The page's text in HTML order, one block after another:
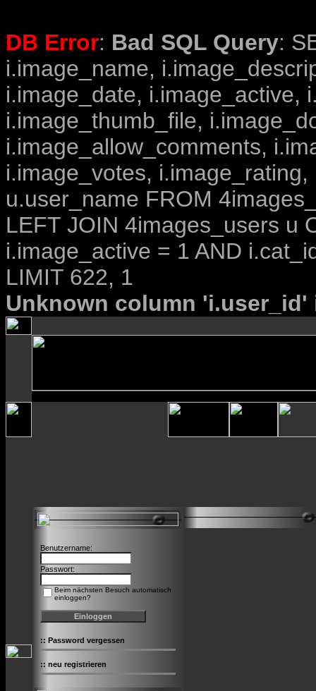
DB Error: Bad SQL Query:
i.image_name,
i.image_date, i.image_active,
i.image_thumb_file,
i.image_allow_comments,
i.image_votes,
u.user_name FROM
LEFT JOIN 4images_users u
i.image_active = 1 AND
LIMIT 622, 1
Unknown column
Benutzername:
Passwort:
Beim nächsten Besuch automatisch
einloggen?
:: Password vergessen
:: neu registrieren